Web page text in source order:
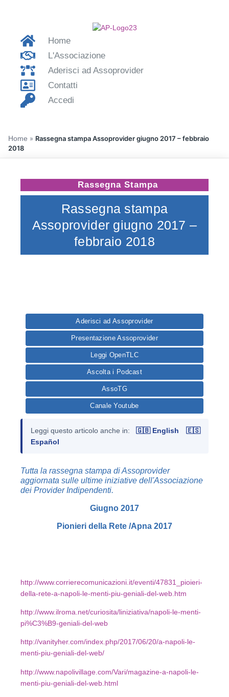
Home
L'Associazione
Aderisci ad Assoprovider
Contatti
Accedi
Home » Rassegna stampa Assoprovider giugno 2017 – febbraio
2018
Rassegna Stampa
Rassegna stampa
Assoprovider giugno 2017 –
febbraio 2018
Aderisci ad Assoprovider
Presentazione Assoprovider
Leggi OpenTLC
Ascolta i Podcast
AssoTG
Canale Youtube
Leggi questo articolo anche in: 🇬🇧 English
🇪🇸
Español
Tutta la rassegna stampa di Assoprovider
aggiornata sulle ultime iniziative dell'Associazione
dei Provider Indipendenti.
Giugno 2017
Pionieri della Rete /Apna 2017
http://www.corrierecomunicazioni.it/eventi/47831_pioieri-
della-rete-a-napoli-le-menti-piu-geniali-del-web.htm
http://www.ilroma.net/curiosita/liniziativa/napoli-le-menti-
pi%C3%B9-geniali-del-web
http://vanityher.com/index.php/2017/06/20/a-napoli-le-
menti-piu-geniali-del-web/
http://www.napolivillage.com/Vari/magazine-a-napoli-le-
menti-piu-geniali-del-web.html